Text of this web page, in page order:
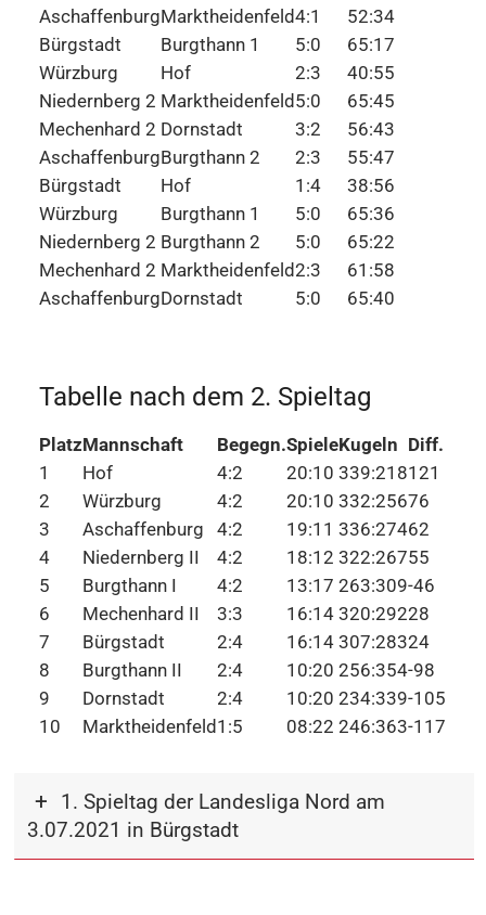
AschaffenburgMarktheidenfeld4:1
52:34
Bürgstadt
Burgthann 1 5:0
65:17
Würzburg
Hof 2:3
40:55
Niedernberg 2 Marktheidenfeld5:0
65:45
Mechenhard 2 Dornstadt 3:2
56:43
AschaffenburgBurgthann 2 2:3
55:47
Bürgstadt
Hof 1:4
38:56
Würzburg
Burgthann 1 5:0
65:36
Niedernberg 2 Burgthann 2 5:0
65:22
Mechenhard 2 Marktheidenfeld2:3
61:58
AschaffenburgDornstadt 5:0 65:40
Tabelle nach dem 2. Spieltag
PlatzMannschaft Begegn.SpieleKugeln Diff.
1
Hof 4:2 20:10 339:218121
2
Würzburg 4:2 20:10 332:25676
3
Aschaffenburg 4:2 19:11 336:27462
4
Niedernberg II 4:2 18:12 322:26755
5
Burgthann I 4:2 13:17 263:309-46
6
Mechenhard II 3:3 16:14 320:29228
7
Bürgstadt 2:4 16:14 307:28324
8
Burgthann II 2:4 10:20 256:354-98
9
Dornstadt 2:4 10:20 234:339-105
10
Marktheidenfeld 1:5 08:22 246:363-117
1. Spieltag der Landesliga Nord am
3.07.2021 in Bürgstadt